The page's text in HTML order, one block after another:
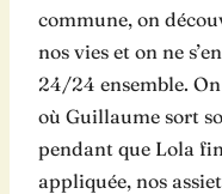
commune, on
nos vies et on ne
24/24 ensemble.
où Guillaume sort
pendant que Lola
appliquée, nos